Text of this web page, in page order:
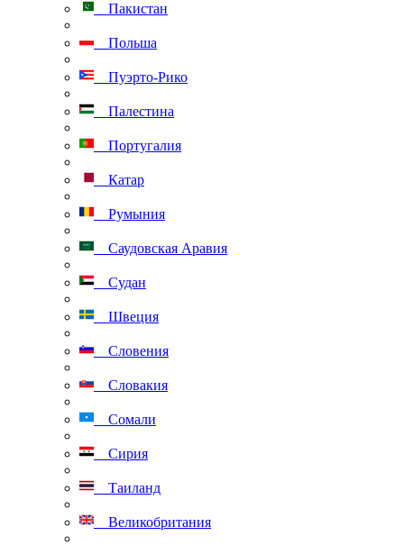
Пакистан
Польша
Пуэрто-Рико
Палестина
Португалия
Катар
Румыния
Саудовская Аравия
Судан
Швеция
Словения
Словакия
Сомали
Сирия
Таиланд
Великобритания